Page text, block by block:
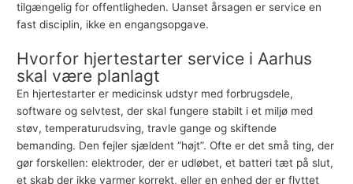
tilgængelig for offentligheden. Uanset årsagen er service en
fast disciplin, ikke en engangsopgave.
Hvorfor hjertestarter service i Aarhus
skal være planlagt
En hjertestarter er medicinsk udstyr med forbrugsdele,
software og selvtest, der skal fungere stabilt i et miljø med
støv, temperaturudsving, travle gange og skiftende
bemanding. Den fejler sjældent “højt”. Ofte er det små ting, der
gør forskellen: elektroder, der er udløbet, et batteri tæt på slut,
et skab der ikke varmer korrekt, eller en enhed der er flyttet